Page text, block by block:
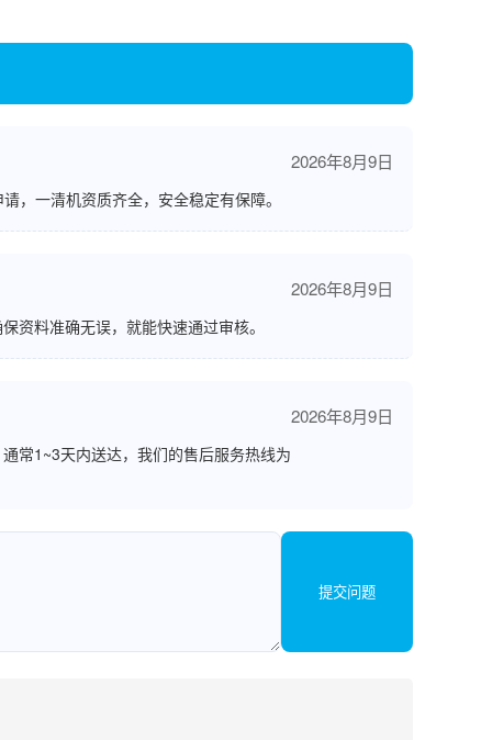
2026年8月9日
，一清机资质齐全，安全稳定有保障。
2026年8月9日
资料准确无误，就能快速通过审核。
2026年8月9日
常1~3天内送达，我们的售后服务热线为
提交问题